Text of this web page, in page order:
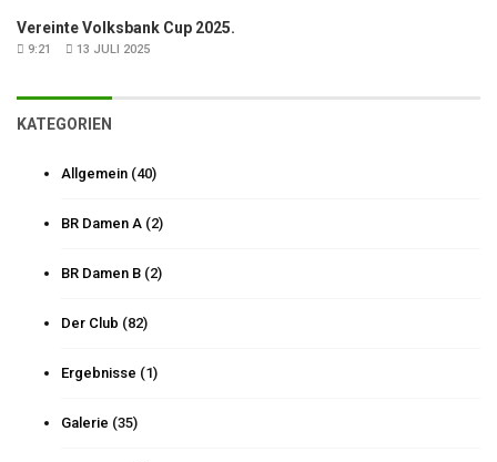
Vereinte Volksbank Cup 2025.
9:21 13 JULI 2025
KATEGORIEN
Allgemein (40)
BR Damen A (2)
BR Damen B (2)
Der Club (82)
Ergebnisse (1)
Galerie (35)